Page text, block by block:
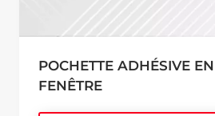
POCHETTE ADHÉSIVE
FENÊTRE